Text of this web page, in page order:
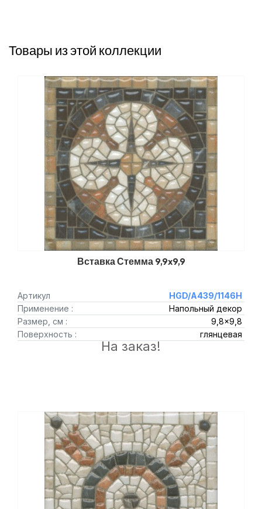
Товары из этой коллекции
Вставка Стемма 9,9x9,9
Артикул
HGD/A439/1146H
Применение :
Напольный декор
Размер, см :
9,8x9,8
Поверхность :
глянцевая
На заказ!